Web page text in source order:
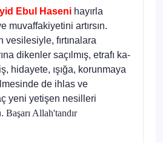
Ebul Haseni hayırla
muvaffakiyetini artırsın.
fırtınalara
dikenler saçılmış, etrafı ka­
hidayete, ışığa, korunmaya
de ihlas ve
yeni yetişen nesilleri
Başarı Allah'tandır